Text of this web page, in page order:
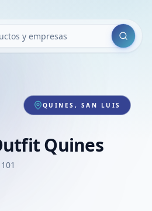
Buscar
QUINES, SAN LUIS
Quines